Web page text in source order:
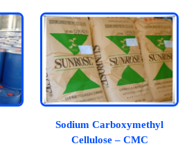
Sodium Carboxymethyl
Cellulose – CMC